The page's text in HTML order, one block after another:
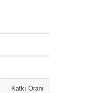
Katkı Oranı